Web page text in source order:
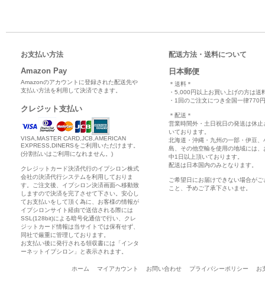
お支払い方法
Amazon Pay
Amazonのアカウントに登録された配送先や
支払い方法を利用して決済できます。
クレジット支払い
VISA,MASTER CARD,JCB,AMERICAN
EXPRESS,DINERSをご利用いただけます。
(分割払いはご利用になれません。)
クレジットカード決済代行のイプシロン株式
会社の決済代行システムを利用しておりま
す。ご注文後、イプシロン決済画面へ移動致
しますので決済を完了させて下さい。安心し
てお支払いをして頂く為に、お客様の情報が
イプシロンサイト経由で送信される際には
SSL(128bit)による暗号化通信で行い、クレ
ジットカード情報は当サイトでは保有せず、
同社で厳重に管理しております。
お支払い後に発行される領収書には「インタ
ーネットイプシロン」と表示されます。
配送方法・送料について
日本郵便
＊送料＊
・5,000円以上お買い上げの方は送
・1回のご注文につき全国一律770
＊配送＊
営業時間外・土日祝日の発送は休止
いております。
北海道・沖縄・九州の一部・伊豆、
島、その他空輸を使用の地域には、
中1日以上頂いております。
配送は日本国内のみとなります。
ご希望日にお届けできない場合がご
こと、予めご了承下さいませ。
ホーム マイアカウント お問い合わせ プライバシーポリシー お